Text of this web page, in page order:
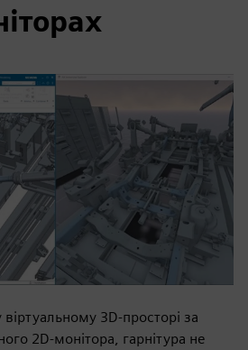
віртуальному 3D-просторі за
2D-монітора, гарнітура не